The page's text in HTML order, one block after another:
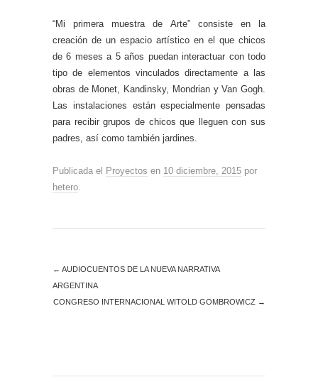
“Mi primera muestra de Arte” consiste en la
creación de un espacio artístico en el que chicos
de 6 meses a 5 años puedan interactuar con todo
tipo de elementos vinculados directamente a las
obras de Monet, Kandinsky, Mondrian y Van Gogh.
Las instalaciones están especialmente pensadas
para recibir grupos de chicos que lleguen con sus
padres, así como también jardines.
Publicada el Proyectos en 10 diciembre, 2015 por
hetero
← AUDIOCUENTOS DE LA NUEVA NARRATIVA
ARGENTINA
CONGRESO INTERNACIONAL WITOLD GOMBROWICZ →